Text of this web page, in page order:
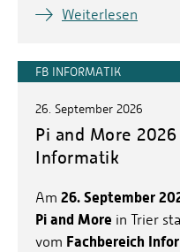
Weiterlesen
FB INFORMATIK
26. September 2026
Pi and More
Informatik
Am 26. September
Pi and More in Trier
vom Fachbereich